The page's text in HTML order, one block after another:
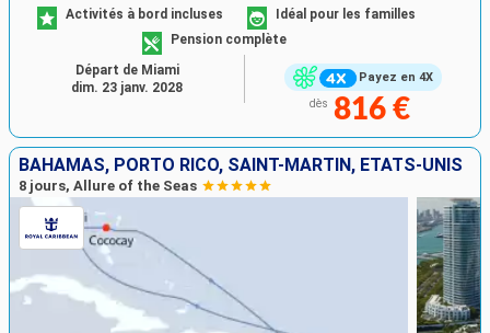
Payez en 4X
Activités à bord incluses
Idéal pour les familles
Pension complète
dès 816 €
Départ de Miami
dim. 23 janv. 2028
BAHAMAS, PORTO RICO, SAINT-MARTIN, ÉTATS-UNIS
8 jours, Allure of the Seas